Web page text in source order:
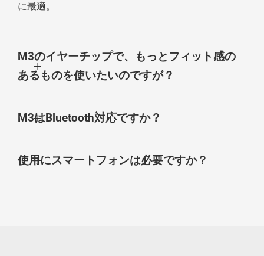
に最適。
M3のイヤーチップで、もっとフィット感の
あるものを使いたいのですが？
M3はBluetooth対応ですか？
使用にスマートフォンは必要ですか？